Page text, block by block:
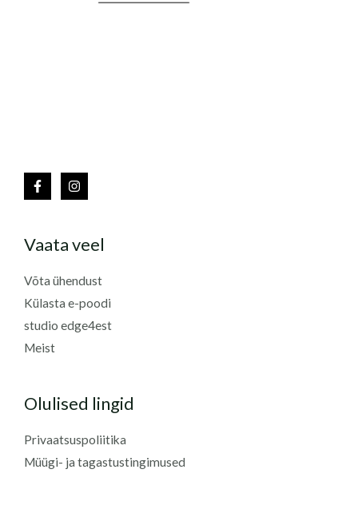
Vaata veel
Võta ühendust
Külasta e-poodi
studio edge4est
Meist
Olulised lingid
Privaatsuspoliitika
Müügi- ja tagastustingimused